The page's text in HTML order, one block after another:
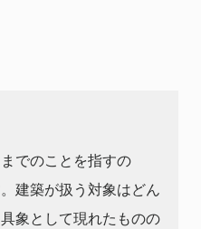
でのことを指すの
建築が扱う対象はどん
象として現れたものの